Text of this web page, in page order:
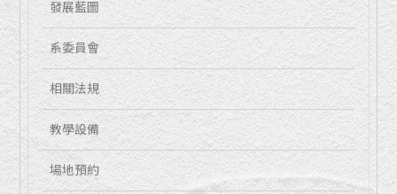
發展藍圖
系委員會
相關法規
教學設備
場地預約